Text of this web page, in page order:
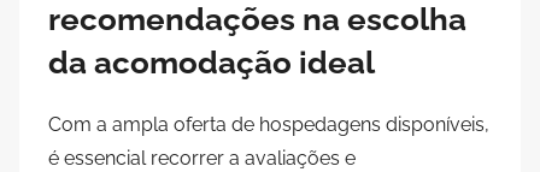
recomendações na escolha
da acomodação ideal
Com a ampla oferta de hospedagens disponíveis,
é essencial recorrer a avaliações e